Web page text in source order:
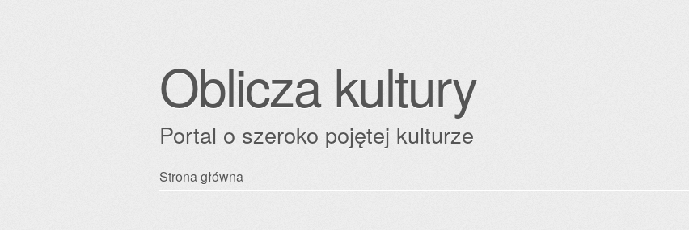
Oblicza kultury
Portal o szeroko pojętej kulturze
Przejdź
Strona główna